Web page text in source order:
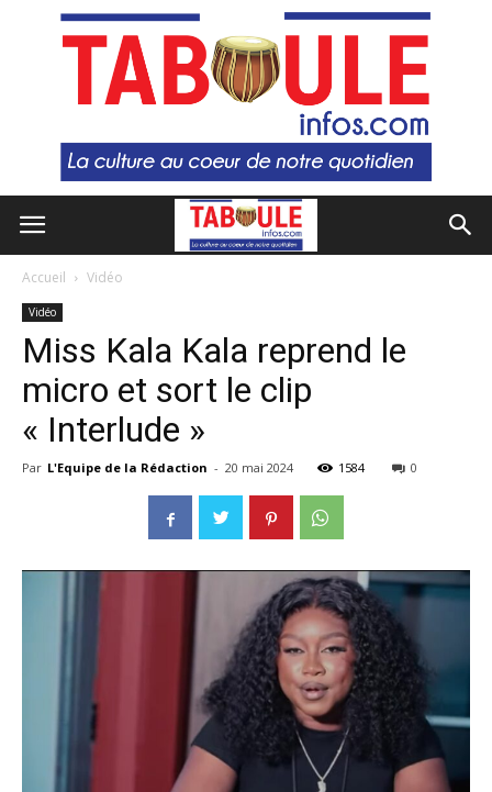
Accueil Vidéo
Vidéo
Miss Kala Kala reprend le
micro et sort le clip
« Interlude »
Par L'Equipe de la Rédaction - 20 mai 2024 1584 0